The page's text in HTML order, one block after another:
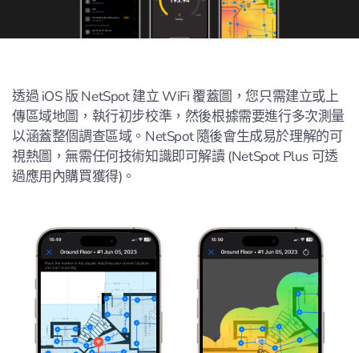
透過 iOS 版 NetSpot 建立 WiFi 覆蓋圖，您只需建立或上
傳區域地圖，執行初步校準，然後根據需要進行多次測量
以涵蓋整個調查區域。NetSpot 隨後會生成易於理解的可
視熱圖，無需任何技術知識即可解讀 (NetSpot Plus 可透
過應用內購買獲得)。